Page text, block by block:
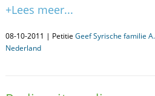
+Lees meer...
08-10-2011 | Petitie Geef Syrische familie
Nederland